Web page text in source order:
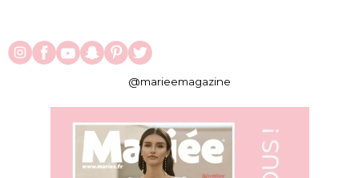
@marieemagazine